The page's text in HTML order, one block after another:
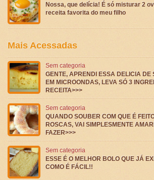
Nossa, que delícia! É só misturar 2
receita favorita do meu filho
Mais Acessadas
Sem categoria
GENTE, APRENDI ESSA DELICIA DE
EM MICROONDAS, LEVA SÓ 3
RECEITA>>>
Sem categoria
QUANDO SOUBER COM QUE É
ROSCAS, VAI SIMPLESMENTE
FAZER>>>
Sem categoria
ESSE É O MELHOR BOLO QUE JÁ
COMO É FÁCIL!!